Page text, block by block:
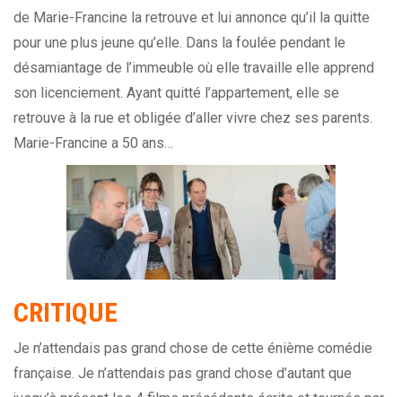
de Marie-Francine la retrouve et lui annonce qu’il la quitte
pour une plus jeune qu’elle. Dans la foulée pendant le
désamiantage de l’immeuble où elle travaille elle apprend
son licenciement. Ayant quitté l’appartement, elle se
retrouve à la rue et obligée d’aller vivre chez ses parents.
Marie-Francine a 50 ans…
CRITIQUE
Je n’attendais pas grand chose de cette énième comédie
française. Je n’attendais pas grand chose d’autant que